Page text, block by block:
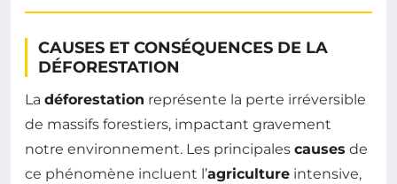
CAUSES ET CONSÉQUENCES DE LA
DÉFORESTATION
La déforestation représente la perte irréversible
de massifs forestiers, impactant gravement
notre environnement. Les principales causes de
ce phénomène incluent l’agriculture intensive,